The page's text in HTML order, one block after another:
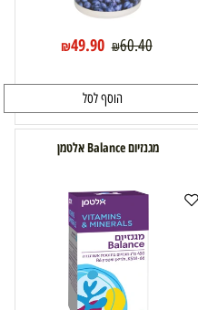
₪60.40
₪49.90
הוסף לסל
מגנזיום Balance אלטמן